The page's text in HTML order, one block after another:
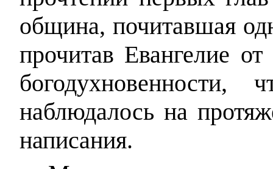
община, почитавшая
прочитав Евангелие
богодухновенности,
наблюдалось на
написания.